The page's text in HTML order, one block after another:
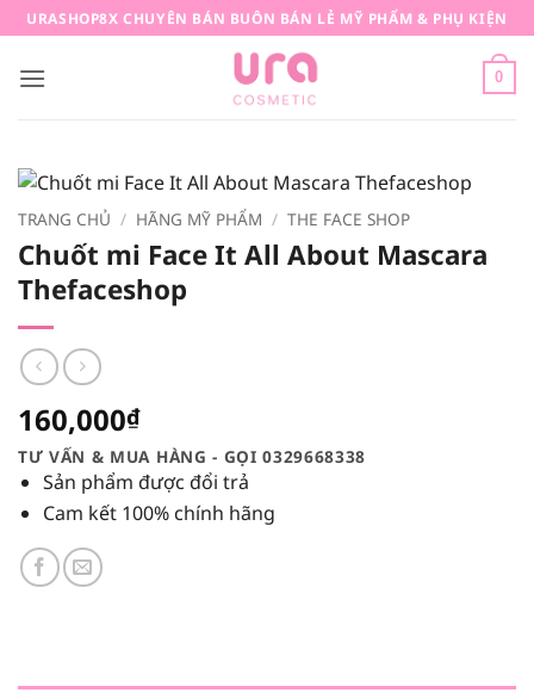
qua
nội
URASHOP8X CHUYÊN BÁN BUÔN BÁN LẺ MỸ PHẨM & PHỤ KIỆN
0
TRANG CHỦ / HÃNG MỸ PHẨM / THE FACE SHOP
Chuốt mi Face It All About Mascara
Thefaceshop
160,000₫
TƯ VẤN & MUA HÀNG - GỌI 0329668338
Sản phẩm được đổi trả
Cam kết 100% chính hãng